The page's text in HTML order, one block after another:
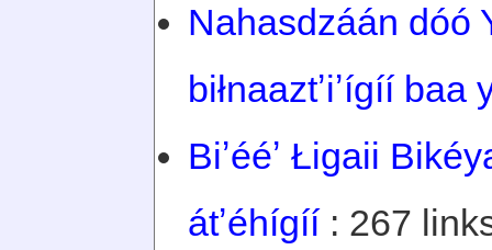
Nahasdzáán dóó
biłnaaztʼiʼígíí baa
Biʼééʼ Łigaii
átʼéhígíí: 267